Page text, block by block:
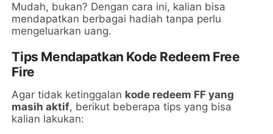
Mudah, bukan? Dengan cara ini, kalian bisa
mendapatkan berbagai hadiah tanpa perlu
mengeluarkan uang.
Tips Mendapatkan Kode Redeem Free
Fire
Agar tidak ketinggalan kode redeem FF yang
masih aktif, berikut beberapa tips yang bisa
kalian lakukan: